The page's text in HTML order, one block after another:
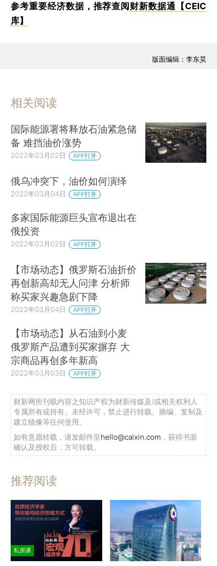
参考重要经济数据，推荐查阅 财新数据通【CEIC
库】
版面编辑：李东昊
相关阅读
国际能源署将释放石油紧急储
备 难挡油价涨势
2022年03月02日 APP打开
俄乌冲突下，油价如何演绎
2022年03月04日 APP打开
多家国际能源巨头宣布退出在
俄投资
2022年03月02日 APP打开
【市场动态】俄罗斯石油折价
再创新高却无人问津 分析师
称买家兴趣急剧下降
2022年03月04日 APP打开
【市场动态】从石油到小麦
俄罗斯产品遭到买家摒弃 大
宗商品再创多年新高
2022年03月03日 APP打开
财新网所刊载内容之知识产权为财新传媒及/或相关权利人
专属所有或持有。未经许可，禁止进行转载、摘编、复制及
建立镜像等任何使用。
如有意愿转载，请发邮件至hello@caixin.com ，获得书面
确认及授权后，方可转载。
推荐阅读
私房课